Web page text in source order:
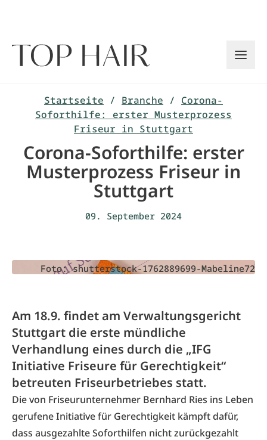
Startseite / Branche / Corona-
Soforthilfe: erster Musterprozess
Friseur in Stuttgart
Corona-Soforthilfe: erster
Musterprozess Friseur in
Stuttgart
09. September 2024
Foto: shutterstock-1762889699-Mabeline72
Am 18.9. findet am Verwaltungsgericht
Stuttgart die erste mündliche
Verhandlung eines durch die „IFG
Initiative Friseure für Gerechtigkeit“
betreuten Friseurbetriebes statt.
Die von Friseurunternehmer Bernhard Ries ins Leben
gerufeneInitiative für Gerechtigkeit kämpft dafür,
dass ausgezahlte Soforthilfen nicht zurückgezahlt